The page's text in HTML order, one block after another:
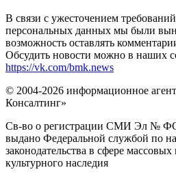
В связи с ужесточением
персональных данных мы были
возможность оставлять
Обсудить новости можно в наших
https://vk.com/bmk.news
© 2004-2026 информационное
Консалтинг»
Св-во о регистрации СМИ Эл № ФС
выдано Федеральной службой по
законодательства в сфере
культурного наследия